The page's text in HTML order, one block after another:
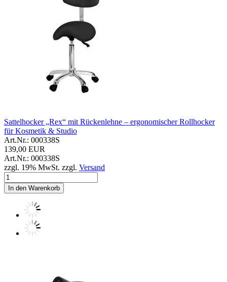
Sattelhocker „Rex“ mit Rückenlehne – ergonomischer Rollhocker
für Kosmetik & Studio
Art.Nr.: 000338S
139,00 EUR
Art.Nr.: 000338S
zzgl. 19% MwSt. zzgl. Versand
In den Warenkorb